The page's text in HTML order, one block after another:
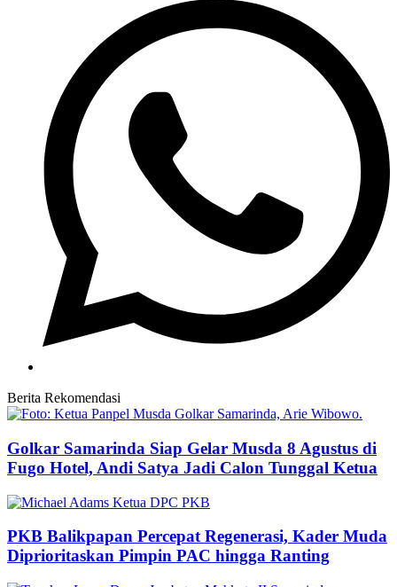
Berita Rekomendasi
Golkar Samarinda Siap Gelar Musda 8 Agustus di
Fugo Hotel, Andi Satya Jadi Calon Tunggal Ketua
PKB Balikpapan Percepat Regenerasi, Kader Muda
Diprioritaskan Pimpin PAC hingga Ranting